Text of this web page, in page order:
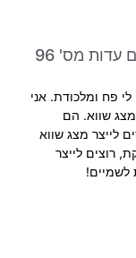
פח ומלכודת. אני
שווא. הם
לייצר מצג שווא
רוצים לייצר
לשמיים!